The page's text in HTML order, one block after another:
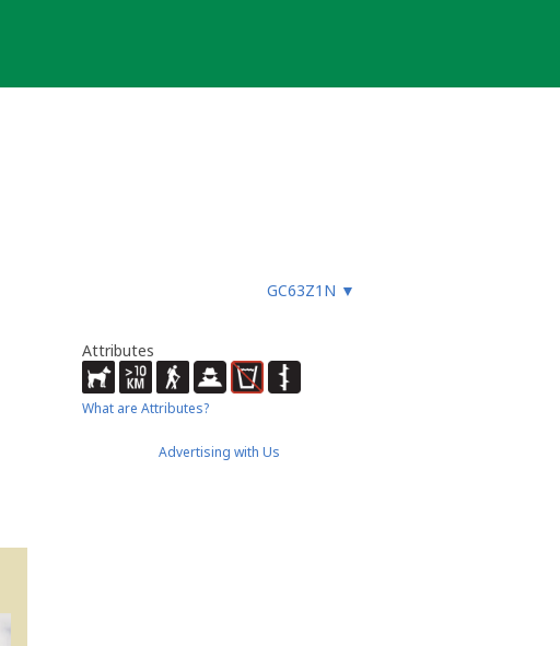
GC63Z1N ▼
Attributes
What are Attributes?
Advertising with Us